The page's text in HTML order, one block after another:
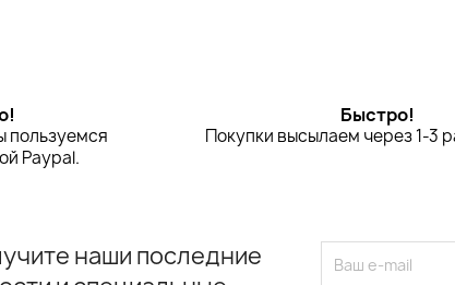
пользуемся
Paypal.
Быстро!
Покупки высылаем через 1-3
наши последние